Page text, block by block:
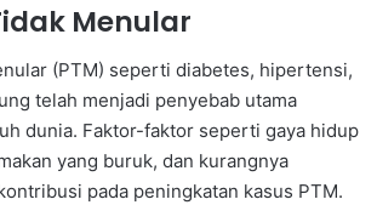
Menular
(PTM) seperti diabetes, hipertensi,
telah menjadi penyebab utama
dunia. Faktor-faktor seperti gaya hidup
yang buruk, dan kurangnya
pada peningkatan kasus PTM.